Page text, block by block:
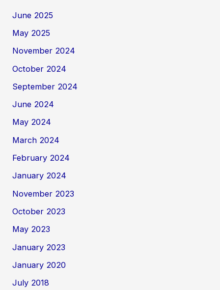
June 2025
May 2025
November 2024
October 2024
September 2024
June 2024
May 2024
March 2024
February 2024
January 2024
November 2023
October 2023
May 2023
January 2023
January 2020
July 2018